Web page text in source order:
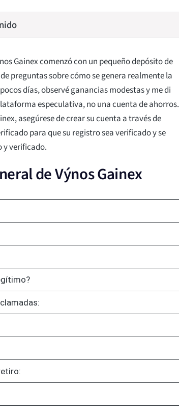
Gainex comenzó con un pequeño depósito de
preguntas sobre cómo se genera realmente la
días, observé ganancias modestas y me di
especulativa, no una cuenta de ahorros.
asegúrese de crear su cuenta a través de
para que su registro sea verificado y se
y verificado.
de Výnos Gainex